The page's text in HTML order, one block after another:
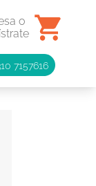
7157616